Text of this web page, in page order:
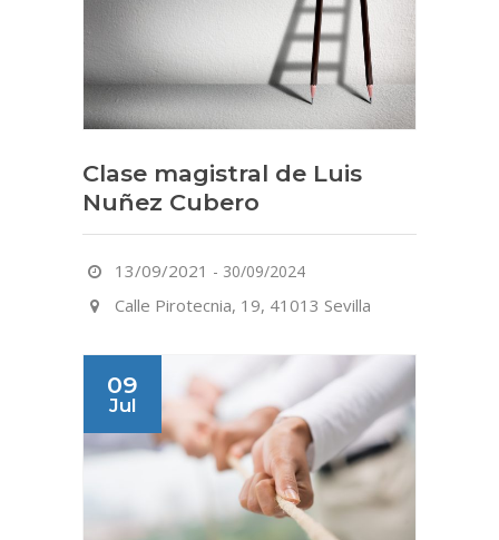
Clase magistral de Luis
Nuñez Cubero
13/09/2021 - 30/09/2024
Calle Pirotecnia, 19, 41013 Sevilla
09
Jul